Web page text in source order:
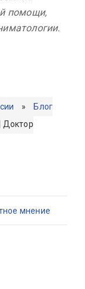
помощи,
» Блог
Доктор
мнение